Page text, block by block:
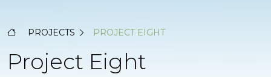
PROJECTS PROJECT EIGHT
Project Eight